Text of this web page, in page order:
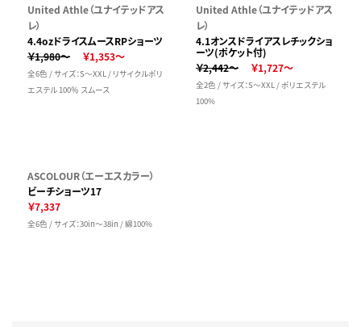
United Athle（ユナイテッドアス
レ）
4.4ozドライスムースRPショーツ
￥1,980～
￥1,353～
全6色 / サイズ：S～XXL / リサイクルポリ
エステル 100％ スムース
United Athle（ユナイテッドアス
レ）
4.1オンスドライアスレチックショ
ーツ(ポケット付)
￥2,442～
￥1,727～
全2色 / サイズ：S～XXL / ポリエステル
100%
ASCOLOUR（エーエスカラー）
ビーチショーツ17
￥7,337
全6色 / サイズ：30in～38in / 綿100%